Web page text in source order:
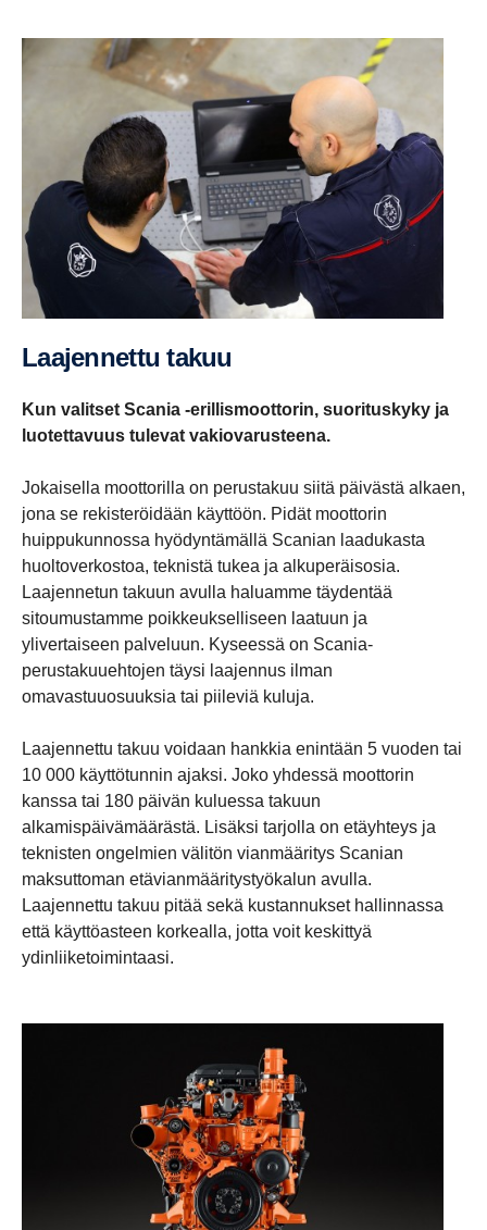
Laajen­nettu takuu
Kun valitset Scania -erillismoottorin, suorituskyky ja
luotettavuus tulevat vakiovarusteena.
Jokaisella moottorilla on perustakuu siitä päivästä alkaen,
jona se rekisteröidään käyttöön. Pidät moottorin
huippukunnossa hyödyntämällä Scanian laadukasta
huoltoverkostoa, teknistä tukea ja alkuperäisosia.
Laajennetun takuun avulla haluamme täydentää
sitoumustamme poikkeukselliseen laatuun ja
ylivertaiseen palveluun. Kyseessä on Scania-
perustakuuehtojen täysi laajennus ilman
omavastuuosuuksia tai piileviä kuluja.
Laajennettu takuu voidaan hankkia enintään 5 vuoden tai
10 000 käyttötunnin ajaksi. Joko yhdessä moottorin
kanssa tai 180 päivän kuluessa takuun
alkamispäivämäärästä. Lisäksi tarjolla on etäyhteys ja
teknisten ongelmien välitön vianmääritys Scanian
maksuttoman etävianmääritystyökalun avulla.
Laajennettu takuu pitää sekä kustannukset hallinnassa
että käyttöasteen korkealla, jotta voit keskittyä
ydinliiketoimintaasi.